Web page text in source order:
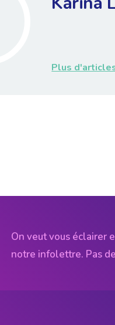
Plus
On veut vous éclairer
notre infolettre. Pas